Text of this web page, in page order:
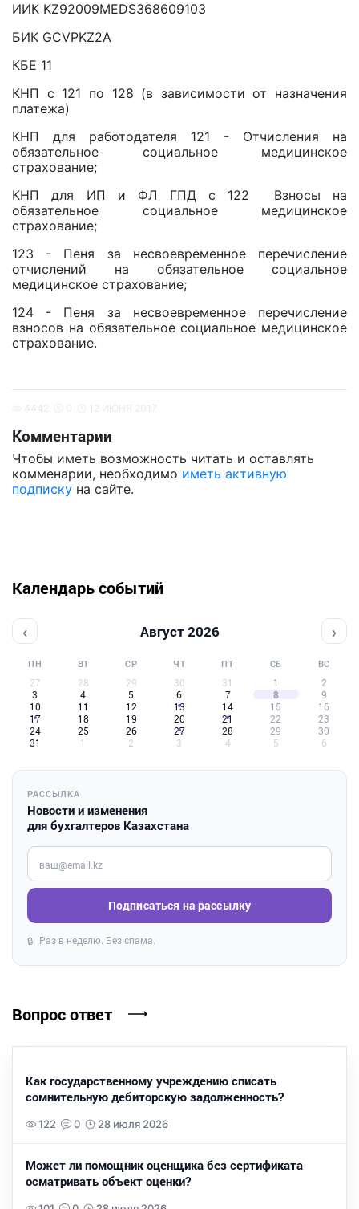
ИИК KZ92009MEDS368609103
БИК GCVPKZ2A
КБЕ 11
КНП с 121 по 128 (в зависимости от назначения
платежа)
КНП для работодателя 121 - Отчисления на
обязательное социальное медицинское
страхование;
КНП для ИП и ФЛ ГПД с 122 Взносы на
обязательное социальное медицинское
страхование;
123 - Пеня за несвоевременное перечисление
отчислений на обязательное социальное
медицинское страхование;
124 - Пеня за несвоевременное перечисление
взносов на обязательное социальное медицинское
страхование.
Комментарии
Чтобы иметь возможность читать и оставлять
комменарии, необходимо иметь активную
подписку на сайте.
Календарь событий
‹ Август 2026 ›
ПН ВТ СР ЧТ ПТ СБ ВС
27 28 29 30 31 1
2
3
4 5 6 7 8
9
10
11 12 13 14 15
16
17
18 19 20 21 22
23
24
25 26 27 28 29
30
31
1 2 3 4 5 6
РАССЫЛКА
Новости и изменения
для бухгалтеров Казахстана
Введите ваш e-mail
Подписаться на рассылку
🔒 Раз в неделю. Без спама.
Вопрос ответ
Как государственному учреждению списать
сомнительную дебиторскую задолженность?
122 0 28 июля 2026
Может ли помощник оценщика без сертификата
осматривать объект оценки?